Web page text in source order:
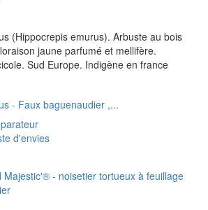
(Hippocrepis emurus). Arbuste au bois
jaune parfumé et mellifère.
Sud Europe. Indigène en france
- Faux baguenaudier ,...
d'envies